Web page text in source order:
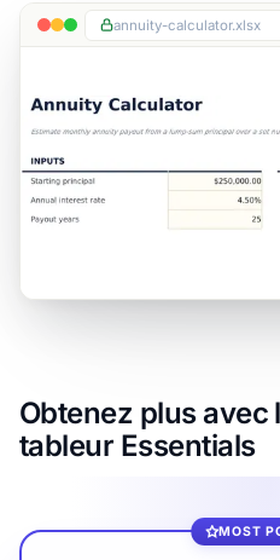
annuity-calculator.xlsx
Obtenez plus avec
tableur Essentials
MOST